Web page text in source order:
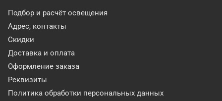
Подбор и расчёт освещения
Адрес, контакты
Скидки
Доставка и оплата
Оформление заказа
Реквизиты
Политика обработки персональных данных